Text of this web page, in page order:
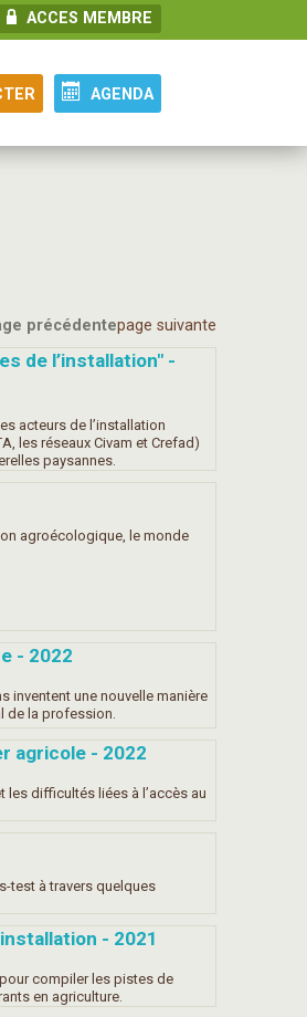
ACCES MEMBRE
AGENDA
précédentepage suivante
de l’installation" -
acteurs de l’installation
les réseaux Civam et Crefad)
paysannes.
agroécologique, le monde
- 2022
inventent une nouvelle manière
de la profession.
agricole - 2022
les difficultés liées à l’accès au
test à travers quelques
- 2021
compiler les pistes de
en agriculture.